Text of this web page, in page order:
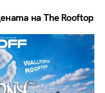
на The Rooftop